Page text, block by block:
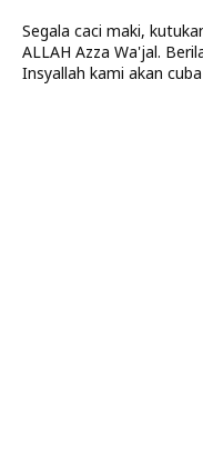
Segala caci maki,
ALLAH Azza Wa'jal.
Insyallah kami akan